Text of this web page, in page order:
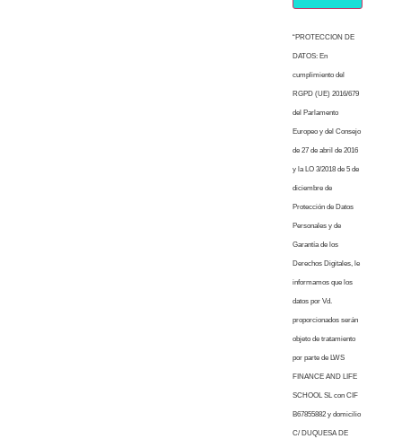
“PROTECCION DE
DATOS: En
cumplimiento del
RGPD (UE) 2016/679
del Parlamento
Europeo y del Consejo
de 27 de abril de 2016
y la LO 3/2018 de 5 de
diciembre de
Protección de Datos
Personales y de
Garantía de los
Derechos Digitales, le
informamos que los
datos por Vd.
proporcionados serán
objeto de tratamiento
por parte de LWS
FINANCE AND LIFE
SCHOOL SL con CIF
B67855882 y domicilio
C/ DUQUESA DE